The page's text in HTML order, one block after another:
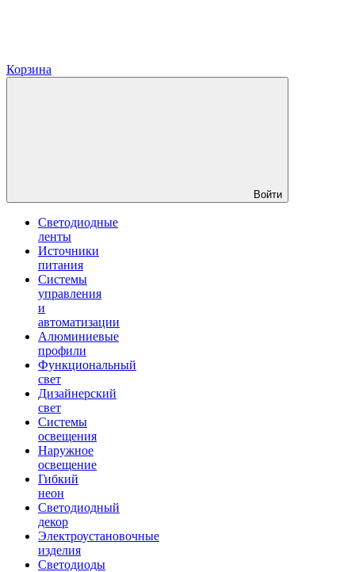
Корзина
Войти
Светодиодные
ленты
Источники
питания
Системы
управления
и
автоматизации
Алюминиевые
профили
Функциональный
свет
Дизайнерский
свет
Системы
освещения
Наружное
освещение
Гибкий
неон
Светодиодный
декор
Электроустановочные
изделия
Светодиоды